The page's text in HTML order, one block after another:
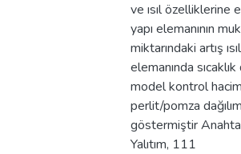
ve ısıl özelliklerine
yapı elemanının
miktarındaki artış
elemanında
model kontrol
perlit/pomza
göstermiştir
Yalıtım, 111